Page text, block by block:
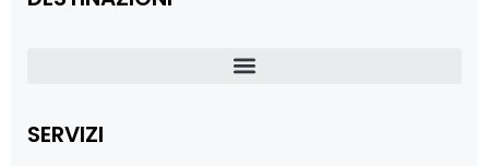
SERVIZI